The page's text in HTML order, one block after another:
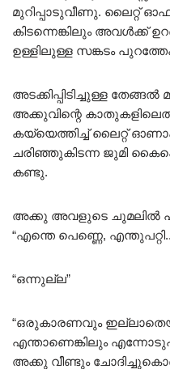
മുറിപ്പാടുവീണു. ലൈറ്റ്
കിടന്നെങ്കിലും അവൾക്ക്
ഉള്ളിലുള്ള സങ്കടം
അടക്കിപ്പിടിച്ചുള്ള
അക്കുവിന്റെ
കയ്യെത്തിച്ച് ലൈറ്റ്
ചരിഞ്ഞുകിടന്ന ജുമി
കണ്ടു.
അക്കു അവളുടെ ചുമലിൽ
“എന്തെ പെണ്ണെ,
“ഒന്നുല്ല”
“ഒരുകാരണവും
എന്താണെങ്കിലും
അക്കു വീണ്ടും